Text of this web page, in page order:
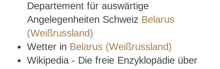
Departement für auswärtige
Angelegenheiten Schweiz Belarus
(Weißrussland)
Wetter in Belarus (Weißrussland)
Wikipedia - Die freie Enzyklopädie über